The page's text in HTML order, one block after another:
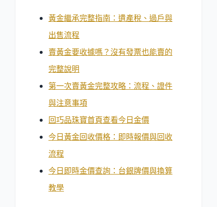
黃金繼承完整指南：遺產稅、過戶與
出售流程
賣黃金要收據嗎？沒有發票也能賣的
完整說明
第一次賣黃金完整攻略：流程、證件
與注意事項
回巧品珠寶首頁查看今日金價
今日黃金回收價格：即時報價與回收
流程
今日即時金價查詢：台銀牌價與換算
教學